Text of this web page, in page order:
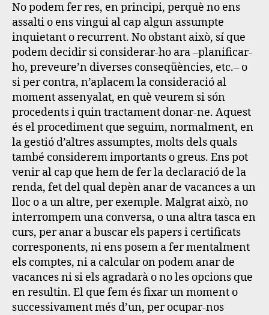
No podem fer res, en principi, perquè no ens
assalti o ens vingui al cap algun assumpte
inquietant o recurrent. No obstant això, sí que
podem decidir si considerar-ho ara –planificar-
ho, preveure’n diverses conseqüències, etc.– o
si per contra, n’aplacem la consideració al
moment assenyalat, en què veurem si són
procedents i quin tractament donar-ne. Aquest
és el procediment que seguim, normalment, en
la gestió d’altres assumptes, molts dels quals
també considerem importants o greus. Ens pot
venir al cap que hem de fer la declaració de la
renda, fet del qual depèn anar de vacances a un
lloc o a un altre, per exemple. Malgrat això, no
interrompem una conversa, o una altra tasca en
curs, per anar a buscar els papers i certificats
corresponents, ni ens posem a fer mentalment
els comptes, ni a calcular on podem anar de
vacances ni si els agradarà o no les opcions que
en resultin. El que fem és fixar un moment o
successivament més d’un, per ocupar-nos